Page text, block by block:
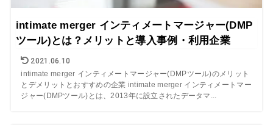
intimate merger インティメートマージャー(DMP
ツール)とは？メリットと導入事例・利用企業
2021.06.10
intimate merger インティメートマージャー(DMPツール)のメリット
とデメリットとおすすめの企業 intimate merger インティメートマー
ジャー(DMPツール)とは、2013年に設立されたデータマ...